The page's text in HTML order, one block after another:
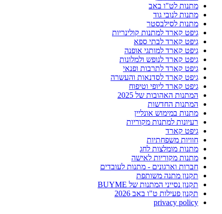
מתנות לט"ו באב
מתנות לנובי גוד
מתנות לסילבסטר
גיפט קארד למתנות קולינריות
גיפט קארד לבתי ספא
גיפט קארד למותגי אופנה
גיפט קארד לנופש ולמלונות
גיפט קארד לתרבות ופנאי
גיפט קארד לסדנאות והעשרה
גיפט קארד ליופי וטיפוח
המתנות האהובות של 2025
המתנות החדשות
מתנות במימוש אונליין
רעיונות למתנות מקוריות
גיפט קארד
חוויות משפחתיות
מתנות מומלצות לחג
מתנות מקוריות לאישה
חברות וארגונים - מתנות לעובדים
תקנון מתנה משותפת
תקנון נסייני המתנות של BUYME
תקנון פעילות ט"ו באב 2026
privacy policy